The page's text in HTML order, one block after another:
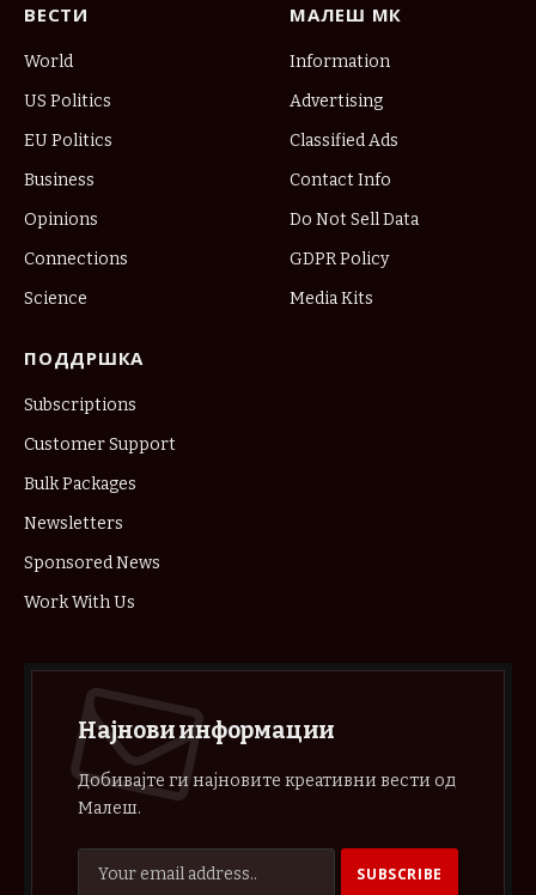
ВЕСТИ
World
US Politics
EU Politics
Business
Opinions
Connections
Science
МАЛЕШ МК
Information
Advertising
Classified Ads
Contact Info
Do Not Sell Data
GDPR Policy
Media Kits
ПОДДРШКА
Subscriptions
Customer Support
Bulk Packages
Newsletters
Sponsored News
Work With Us
Најнови информации
Добивајте ги најновите креативни вести од
Малеш.